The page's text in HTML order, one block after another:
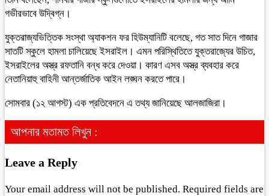
গভীরভাবে উদ্বিগ্ন।
যুক্তরাজ্যভিত্তিক সংস্থা অ্যাকশন ফর হিউম্যানিটি বলেছে, গত সাত দিনে গাজার
সাতটি স্কুলে হামলা চালিয়েছে ইসরাইল। এমন পরিস্থিতিতে যুক্তরাজ্যের উচিত,
ইসরাইলের অস্ত্র রফতানি বন্ধ করে দেওয়া। কারণ এসব অস্ত্র ব্যবহার করে
নেতানিয়াহু বাহিনী আন্তর্জাতিক আইন লঙ্ঘন করতে পারে।
সোমবার (১২ আগস্ট) এক প্রতিবেদনে এ তথ্য জানিয়েছে আলজাজিরা।
আপনার মতামত লিখুন :
Leave a Reply
Your email address will not be published. Required fields are